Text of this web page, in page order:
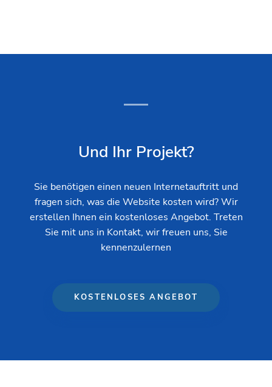
Und Ihr Projekt?
Sie benötigen einen neuen Internetauftritt und
fragen sich, was die Website kosten wird? Wir
erstellen Ihnen ein kostenloses Angebot. Treten
Sie mit uns in Kontakt, wir freuen uns, Sie
kennenzulernen
KOSTENLOSES ANGEBOT